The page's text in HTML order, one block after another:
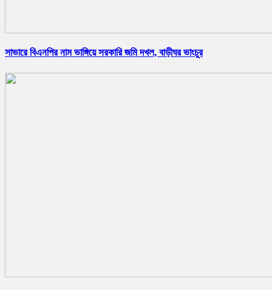
সাভারে বিএনপির নাম ভাঙ্গিয়ে সরকারি জমি দখল, বাড়ীঘর ভাংচুর